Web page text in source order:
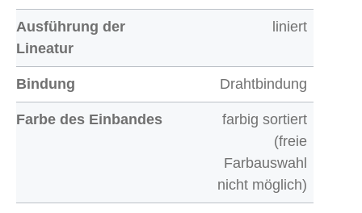
Ausführung der
Lineatur
liniert
Bindung Drahtbindung
Farbe des Einbandes
farbig sortiert
(freie
Farbauswahl
nicht möglich)